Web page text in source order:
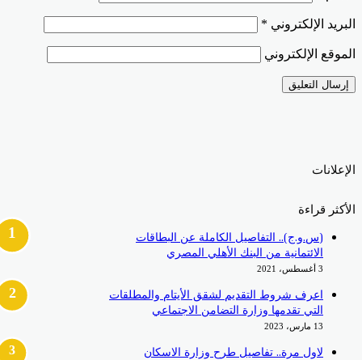
البريد الإلكتروني *
الموقع الإلكتروني
الإعلانات
الأكثر قراءة
(س.و.ج).. التفاصيل الكاملة عن البطاقات
الائتمانية من البنك الأهلي المصري
اعرف شروط التقديم لشقق الأيتام والمطلقات
التي تقدمها وزارة التضامن الاجتماعي
13 مارس، 2023
لاول مرة.. تفاصيل طرح وزارة الاسكان